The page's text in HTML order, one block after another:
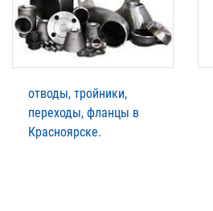
отводы, тройники,
переходы, фланцы в
Красноярске.